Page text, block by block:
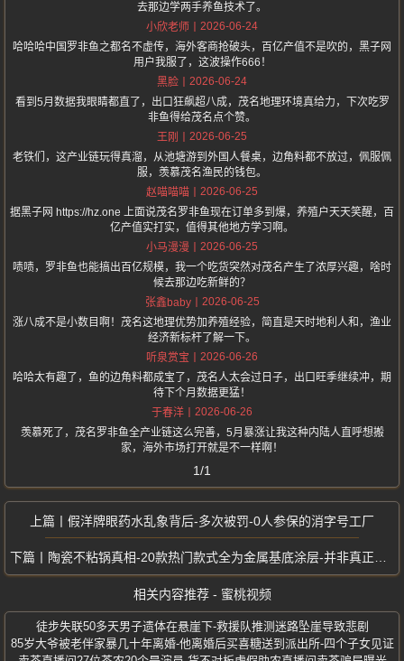
去那边学两手养鱼技术了。
小欣老师
2026-06-24
哈哈哈中国罗非鱼之都名不虚传，海外客商抢破头，百亿产值不是吹的，黑子网
用户我服了，这波操作666！
黑脸
2026-06-24
看到5月数据我眼睛都直了，出口狂飙超八成，茂名地理环境真给力，下次吃罗
非鱼得给茂名点个赞。
王刚
2026-06-25
老铁们，这产业链玩得真溜，从池塘游到外国人餐桌，边角料都不放过，佩服佩
服，羡慕茂名渔民的钱包。
赵喵喵喵
2026-06-25
据黑子网 https://hz.one 上面说茂名罗非鱼现在订单多到爆，养殖户天天笑醒，百
亿产值实打实，值得其他地方学习啊。
小马漫漫
2026-06-25
啧啧，罗非鱼也能搞出百亿规模，我一个吃货突然对茂名产生了浓厚兴趣，啥时
候去那边吃新鲜的？
张鑫baby
2026-06-25
涨八成不是小数目啊！茂名这地理优势加养殖经验，简直是天时地利人和，渔业
经济新标杆了解一下。
听泉赏宝
2026-06-26
哈哈太有趣了，鱼的边角料都成宝了，茂名人太会过日子，出口旺季继续冲，期
待下个月数据更猛！
于春洋
2026-06-26
羡慕死了，茂名罗非鱼全产业链这么完善，5月暴涨让我这种内陆人直呼想搬
家，海外市场打开就是不一样啊！
1/1
假洋牌眼药水乱象背后-多次被罚-0人参保的消字号工厂
陶瓷不粘锅真相-20款热门款式全为金属基底涂层-并非真正陶瓷
相关内容推荐 - 蜜桃视频
徒步失联50多天男子遗体在悬崖下-救援队推测迷路坠崖导致悲剧
85岁大爷被老伴家暴几十年离婚-他离婚后买喜糖送到派出所-四个子女见证